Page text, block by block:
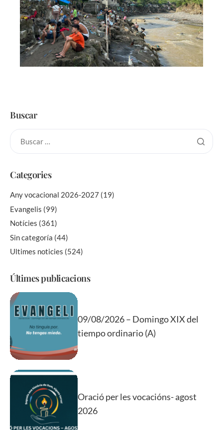
Buscar
Categories
Any vocacional 2026-2027 (19)
Evangelis (99)
Notícies (361)
Sin categoría (44)
Ultimes noticies (524)
Últimes publicacions
09/08/2026 – Domingo XIX del
tiempo ordinario (A)
Oració per les vocacións- agost
2026